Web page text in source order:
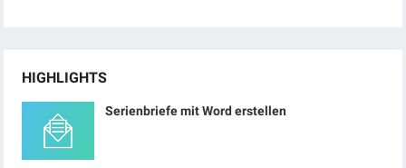
HIGHLIGHTS
Serienbriefe mit Word erstellen